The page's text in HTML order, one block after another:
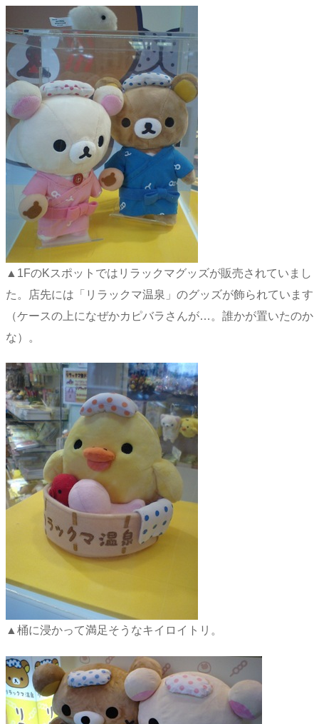
▲1FのKスポットではリラックマグッズが販売されていまし
た。店先には「リラックマ温泉」のグッズが飾られています
（ケースの上になぜかカピバラさんが…。誰かが置いたのか
な）。
▲桶に浸かって満足そうなキイロイトリ。